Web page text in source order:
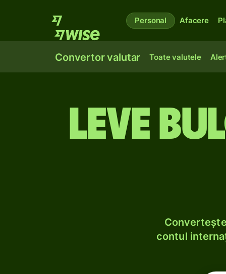
Personal Afacere
Convertor valutar Toate valutele
Leve
contul